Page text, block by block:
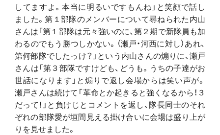
してますよ。本当に明るいですもんね」と笑顔で話し
ました。第１部隊のメンバーについて尋ねられた内山
さんは「第１部隊は元々強いのに、第２期で新隊員も加
わるのでもう勝つしかない。（瀬戸・河西に対し）あれ、
第何部隊でしたっけ？」という内山さんの煽りに、瀬戸
さんは「第３部隊ですけども、どうも。うちの子達がお
世話になります」と煽りで返し会場からは笑い声が。
瀬戸さんは続けて「革命とか起きると強くなるから！３
だって！」と負けじとコメントを返し、隊長同士のそれ
ぞれの部隊愛が垣間見える掛け合いに会場は盛り上が
りを見せました。